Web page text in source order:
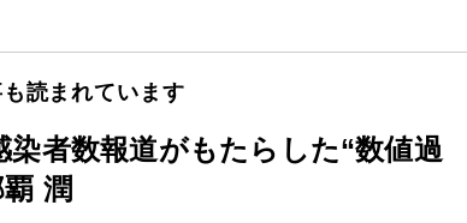
読まれています
者数報道がもたらした“数値過
潤